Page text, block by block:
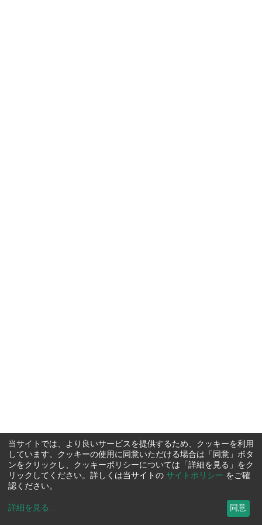
当サイトでは、より良いサービスを提供するため、クッキーを利用
しています。クッキーの使用に同意いただける場合は「同意」ボタ
ンをクリックし、クッキーポリシーについては「詳細を見る」をク
リックしてください。詳しくは当サイトの サイトポリシー をご確
認ください。
詳細を見る ... 同意